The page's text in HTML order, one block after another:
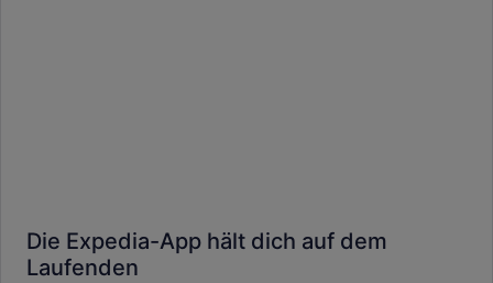
Die Expedia-App hält dich auf dem
Laufenden